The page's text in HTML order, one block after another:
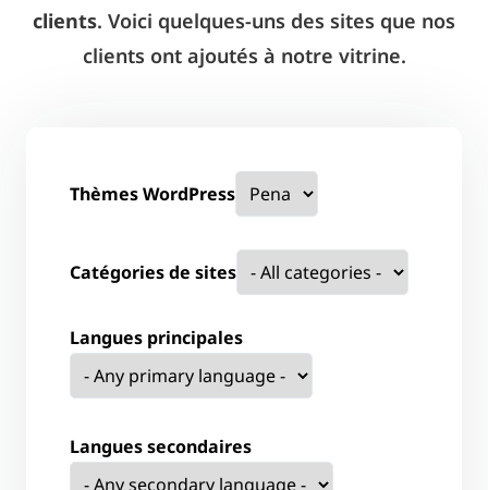
clients. Voici quelques-uns des sites que nos
clients ont ajoutés à notre vitrine.
Thèmes WordPress
Catégories de sites
Langues principales
Langues secondaires